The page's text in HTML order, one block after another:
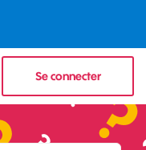
Se connecter